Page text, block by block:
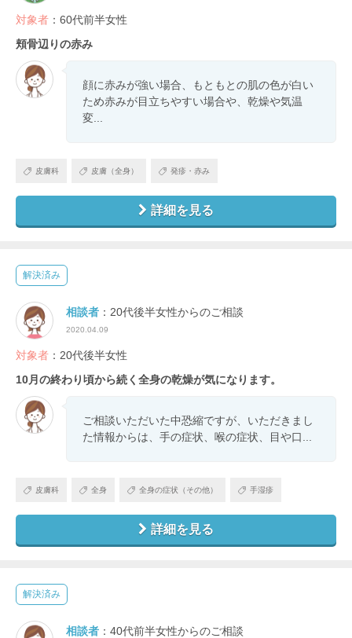
対象者 ：60代前半女性
頬骨辺りの赤み
顔に赤みが強い場合、もともとの肌の色が白い
ため赤みが目立ちやすい場合や、乾燥や気温
変...
皮膚科 皮膚（全身） 発疹・赤み
詳細を見る
解決済み
相談者 ：20代後半女性からのご相談
2020.04.09
対象者 ：20代後半女性
10月の終わり頃から続く全身の乾燥が気になります。
ご相談いただいた中恐縮ですが、いただきまし
た情報からは、手の症状、喉の症状、目や口...
皮膚科 全身 全身の症状（その他） 手湿疹
詳細を見る
解決済み
相談者 ：40代前半女性からのご相談